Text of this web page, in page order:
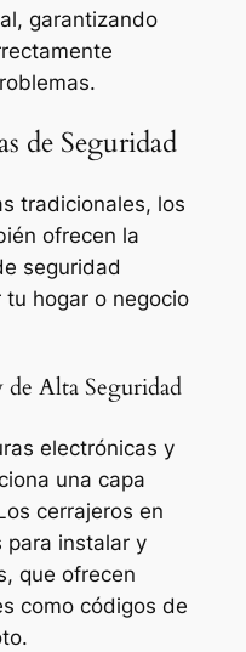
garantizando
de Seguridad
tradicionales, los
ofrecen la
seguridad
hogar o negocio
de Alta Seguridad
electrónicas y
una capa
cerrajeros en
para instalar y
que ofrecen
como códigos de